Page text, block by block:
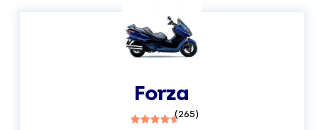
Forza
(265)